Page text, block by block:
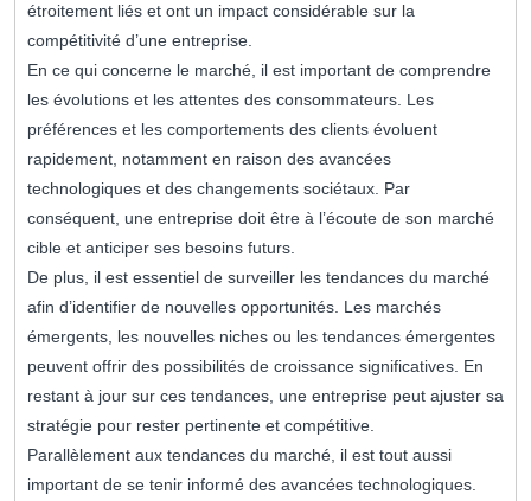
étroitement liés et ont un impact considérable sur la
compétitivité d’une entreprise.
En ce qui concerne le marché, il est important de comprendre
les évolutions et les attentes des consommateurs. Les
préférences et les comportements des clients évoluent
rapidement, notamment en raison des avancées
technologiques et des changements sociétaux. Par
conséquent, une entreprise doit être à l’écoute de son marché
cible et anticiper ses besoins futurs.
De plus, il est essentiel de surveiller les tendances du marché
afin d’identifier de nouvelles opportunités. Les marchés
émergents, les nouvelles niches ou les tendances émergentes
peuvent offrir des possibilités de croissance significatives. En
restant à jour sur ces tendances, une entreprise peut ajuster sa
stratégie pour rester pertinente et compétitive.
Parallèlement aux tendances du marché, il est tout aussi
important de se tenir informé des avancées technologiques.